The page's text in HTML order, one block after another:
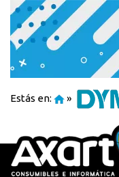
Estás en: »